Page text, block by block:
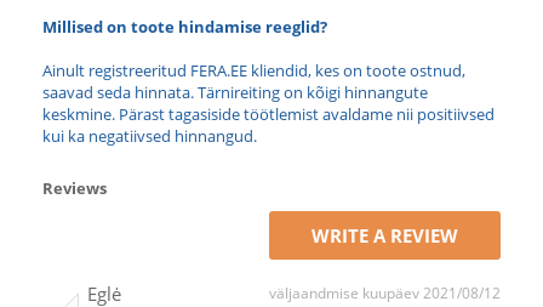
Millised on toote hindamise reeglid?
Ainult registreeritud FERA.EE kliendid, kes on toote ostnud,
saavad seda hinnata. Tärnireiting on kõigi hinnangute
keskmine. Pärast tagasiside töötlemist avaldame nii positiivsed
kui ka negatiivsed hinnangud.
Reviews
WRITE A REVIEW
Eglė väljaandmise kuupäev 2021/08/12